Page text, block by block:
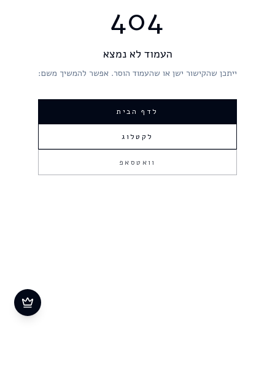
404
העמוד לא נמצא
ייתכן שהקישור ישן או שהעמוד הוסר. אפשר להמשיך משם:
לדף הבית
לקטלוג
וואטסאפ